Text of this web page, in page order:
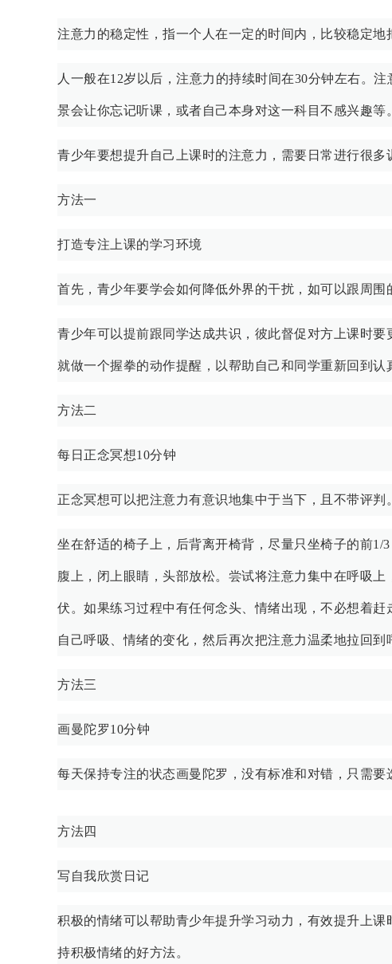
注意力的稳定性，指一个人在一定的时间内，比较稳定地
人一般在12岁以后，注意力的持续时间在30分钟左右。
景会让你忘记听课，或者自己本身对这一科目不感兴趣等。
青少年要想提升自己上课时的注意力，需要日常进行很多
方法一
打造专注上课的学习环境
首先，青少年要学会如何降低外界的干扰，如可以跟周围
青少年可以提前跟同学达成共识，彼此督促对方上课时
就做一个握拳的动作提醒，以帮助自己和同学重新回到认
方法二
每日正念冥想10分钟
正念冥想可以把注意力有意识地集中于当下，且不带评判
坐在舒适的椅子上，后背离开椅背，尽量只坐椅子的前
腹上，闭上眼睛，头部放松。尝试将注意力集中在呼吸
伏。如果练习过程中有任何念头、情绪出现，不必想着
自己呼吸、情绪的变化，然后再次把注意力温柔地拉回到
方法三
画曼陀罗10分钟
每天保持专注的状态画曼陀罗，没有标准和对错，只需要
方法四
写自我欣赏日记
积极的情绪可以帮助青少年提升学习动力，有效提升上
持积极情绪的好方法。